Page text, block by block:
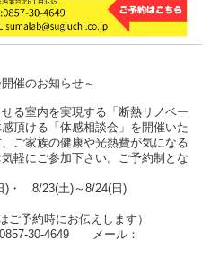
開催のお知らせ～
る室内を実現する「断熱リノベー
頂ける「体感相談会」を開催いた
ご家族の健康や光熱費が気になる
軽にご参加下さい。ご予約制とな
・ 8/23(土)～8/24(日)
予約時にお伝えします）
30-4649 メール：